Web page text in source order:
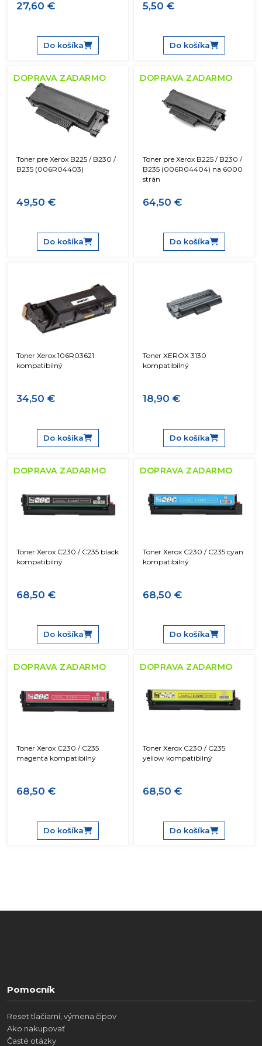
27,60 €
Do košíka
5,50 €
Do košíka
DOPRAVA ZADARMO
Toner pre Xerox B225 / B230 /
B235 (006R04403)
49,50 €
Do košíka
DOPRAVA ZADARMO
Toner pre Xerox B225 / B230 /
B235 (006R04404) na 6000
strán
64,50 €
Do košíka
Toner Xerox 106R03621
kompatibilný
34,50 €
Do košíka
Toner XEROX 3130
kompatibilný
18,90 €
Do košíka
DOPRAVA ZADARMO
Toner Xerox C230 / C235 black
kompatibilný
68,50 €
Do košíka
DOPRAVA ZADARMO
Toner Xerox C230 / C235 cyan
kompatibilný
68,50 €
Do košíka
DOPRAVA ZADARMO
Toner Xerox C230 / C235
magenta kompatibilný
68,50 €
Do košíka
DOPRAVA ZADARMO
Toner Xerox C230 / C235
yellow kompatibilný
68,50 €
Do košíka
Pomocník
Reset tlačiarní, výmena čipov
Ako nakupovať
Časté otázky